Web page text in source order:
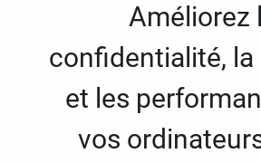
Améliorez
confidentialité,
et les
vos